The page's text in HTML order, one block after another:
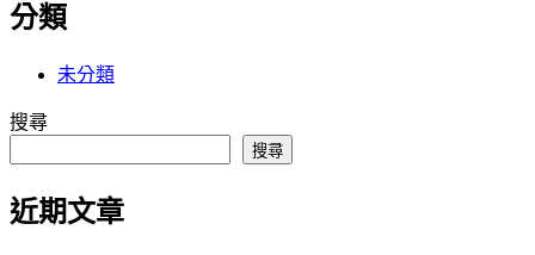
分類
未分類
搜尋
搜尋
近期文章